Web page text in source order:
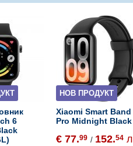
6
НОВ ПРОДУКТ
Xiaomi Smart Band
Pro Midnight Black
€ 77.99 / 152.54